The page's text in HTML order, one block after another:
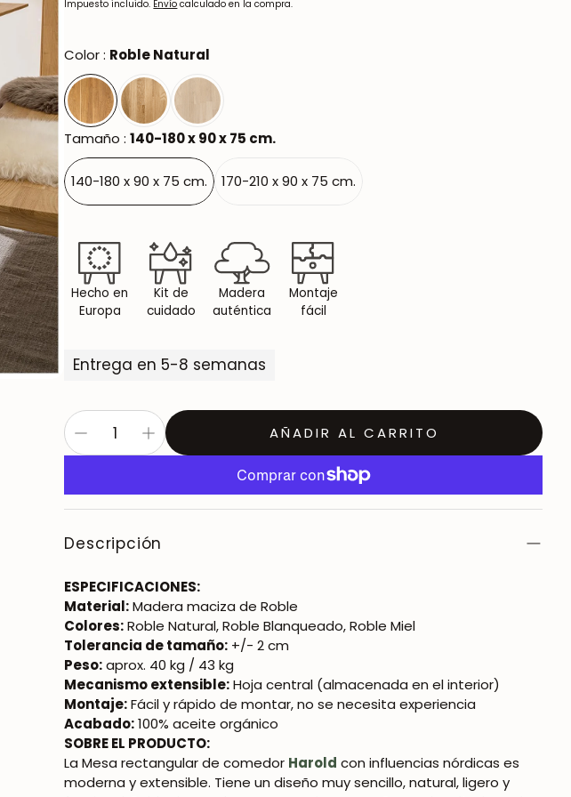
Oxford NordicStory
Mauritz NordicStory
Milan NordicStory
Moritz NordicStory
Regal NordicStory
Runa NordicStory
Mozaik LoftStory
Montenegro LoftStory
Impuesto incluido. Envío calculado en la compra.
Color : Roble Natural
Tamaño :140-180 x 90 x 75 cm.
140-180 x 90 x 75 cm. 170-210 x 90 x 75 cm.
Hecho en
Europa
Kit de
cuidado
Madera
auténtica
Montaje
fácil
Entrega en 5-8 semanas
AÑADIR AL CARRITO
Descripción
ESPECIFICACIONES:
Material:Madera maciza de Roble
Colores:Roble Natural, Roble Blanqueado, Roble Miel
Tolerancia de tamaño: +/- 2 cm
Peso:aprox. 40 kg / 43 kg
Mecanismo extensible:Hoja central (almacenada en el interior)
Montaje:Fácil y rápido de montar, no se necesita experiencia
Acabado:100% aceite orgánico
SOBRE EL PRODUCTO:
La Mesa rectangular de comedor Harold con influencias nórdicas es
moderna y extensible. Tiene un diseño muy sencillo, natural, ligero y